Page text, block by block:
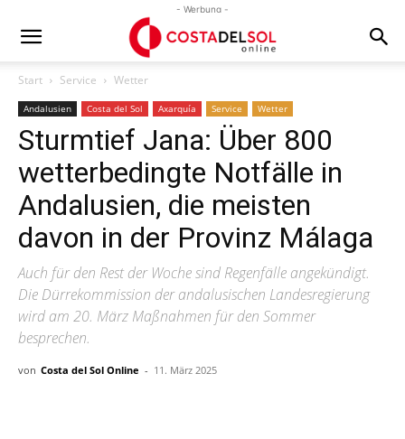
- Werbung -
Start Service Wetter
Andalusien Costa del Sol Axarquía Service Wetter
Sturmtief Jana: Über 800
wetterbedingte Notfälle in
Andalusien, die meisten
davon in der Provinz Málaga
Auch für den Rest der Woche sind Regenfälle angekündigt.
Die Dürrekommission der andalusischen Landesregierung
wird am 20. März Maßnahmen für den Sommer
besprechen.
von Costa del Sol Online - 11. März 2025